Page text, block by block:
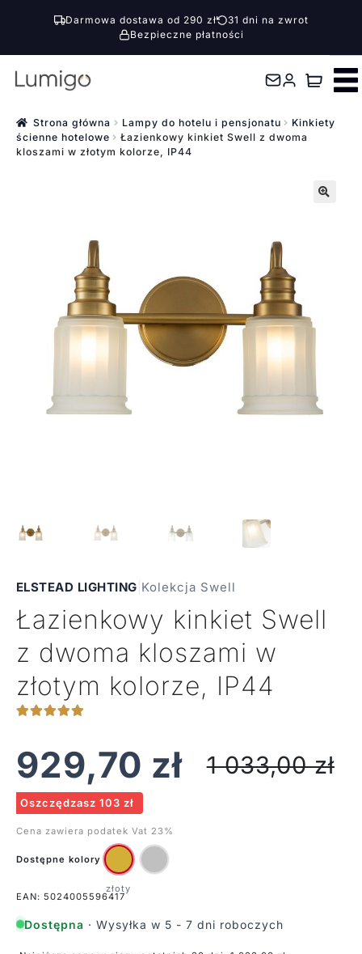
Darmowa dostawa od 290 zł
31 dni na zwrot
Bezpieczne płatności
Przejdź
nawigacji
Przejdź
treści Strona główna Lampy do hotelu i pensjonatu
Kinkiety
ścienne hotelowe
Łazienkowy kinkiet Swell z dwoma
kloszami w złotym kolorze, IP44
ELSTEAD LIGHTING Kolekcja Swell
Łazienkowy kinkiet Swell
z dwoma kloszami w
złotym kolorze, IP44
929,70 zł 1 033,00zł
Oszczędzasz 103 zł
Cena zawiera podatek Vat 23%
Dostępne kolory
EAN: 5024005596417
Dostępna · Wysyłka w 5 - 7 dni roboczych